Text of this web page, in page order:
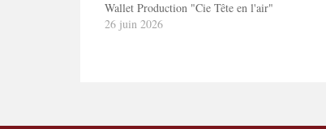
Wallet Production "Cie Tête en l'air"
26 juin 2026